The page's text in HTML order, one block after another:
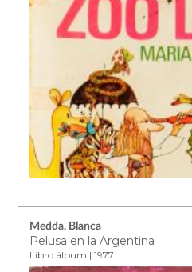
Medda, Blanca
Pelusa en la Argentina
Libro álbum | 1977